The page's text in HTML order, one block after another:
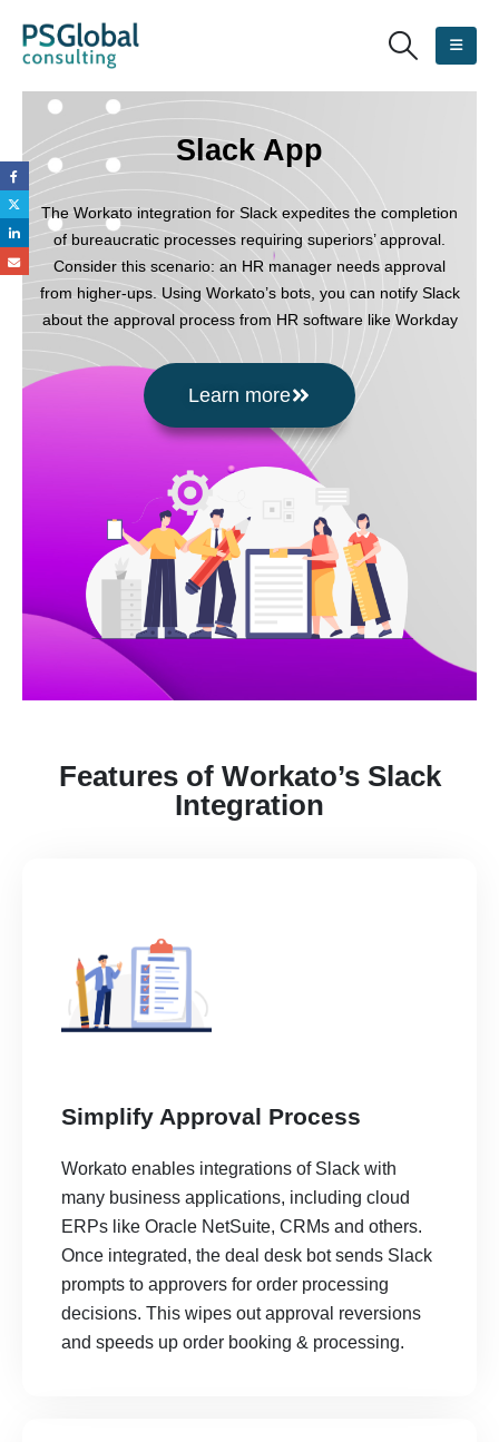
Slack App
The Workato integration for Slack expedites the completion
of bureaucratic processes requiring superiors’ approval.
Consider this scenario: an HR manager needs approval
from higher-ups. Using Workato’s bots, you can notify Slack
about the approval process from HR software like Workday
Learn more
Features of Workato’s Slack
Integration
Simplify Approval Process
Workato enables integrations of Slack with
many business applications, including cloud
ERPs like Oracle NetSuite, CRMs and others.
Once integrated, the deal desk bot sends Slack
prompts to approvers for order processing
decisions. This wipes out approval reversions
and speeds up order booking & processing.